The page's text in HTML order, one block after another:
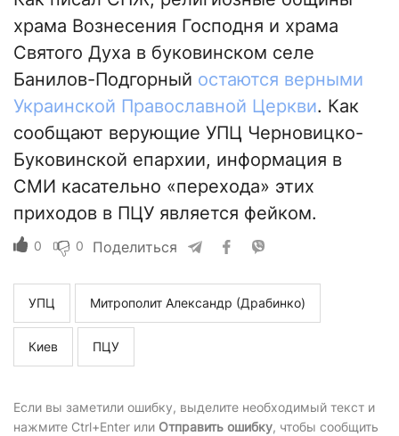
храма Вознесения Господня и храма
Святого Духа в буковинском селе
Банилов-Подгорный остаются верными
Украинской Православной Церкви. Как
сообщают верующие УПЦ Черновицко-
Буковинской епархии, информация в
СМИ касательно «перехода» этих
приходов в ПЦУ является фейком.
0 0 Поделиться
УПЦ Митрополит Александр (Драбинко)
Киев ПЦУ
Если вы заметили ошибку, выделите необходимый текст и
нажмите Ctrl+Enter или Отправить ошибку, чтобы сообщить